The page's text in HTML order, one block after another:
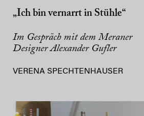
„Ich bin vernarrt in Stühle“
Im Gespräch mit dem Meraner
Designer Alexander Gufler
VERENA SPECHTENHAUSER